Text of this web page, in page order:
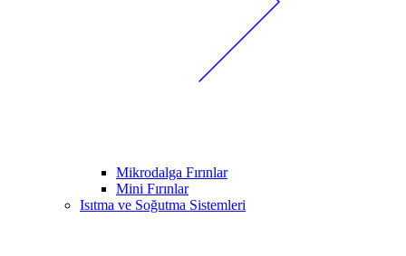
Mikrodalga Fırınlar
Mini Fırınlar
Isıtma ve Soğutma Sistemleri